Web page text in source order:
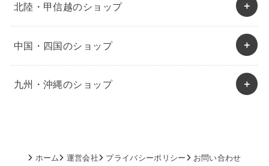
北陸・甲信越のショップ
中国・四国のショップ
九州・沖縄のショップ
ホーム 運営会社 プライバシーポリシー お問い合わせ